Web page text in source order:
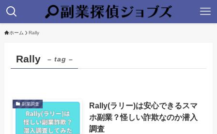
ホーム Rally
Rally – tag –
副業調査
Rally(ラリー)は安心できるスマ
ホ副業？怪しい詐欺なのか潜入
調査